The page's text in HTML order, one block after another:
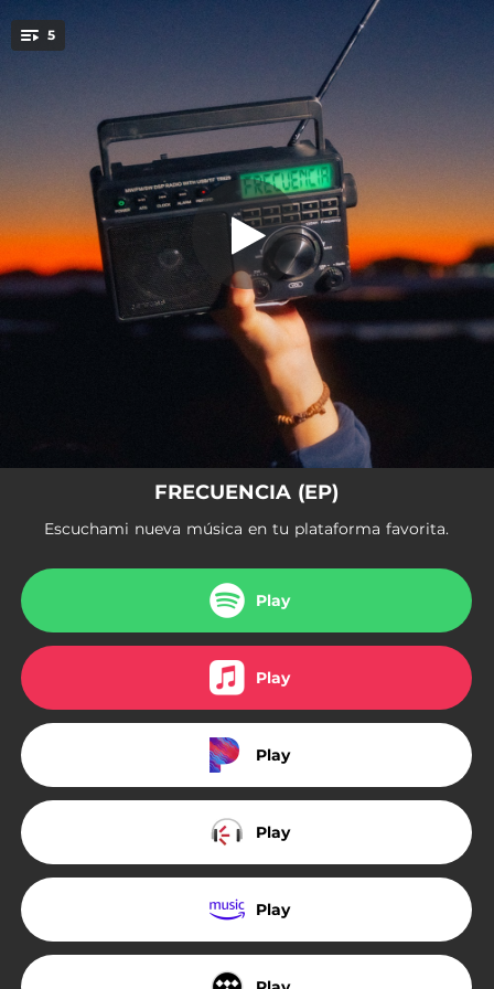
5 Fue por él
¿Cómo?
03:06
WABL
02:33
Frecuencia
02:42
FRECUENCIA (EP)
Escuchami nueva música en tu plataforma favorita.
Play
Play
Play
Play
Play